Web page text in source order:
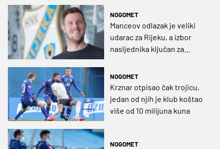
NOGOMET
Manceov odlazak je veliki
udarac za Rijeku, a izbor
nasljednika ključan za
NOGOMET
Krznar otpisao čak trojicu,
jedan od njih je klub koštao
više od 10 milijuna kuna
NOGOMET